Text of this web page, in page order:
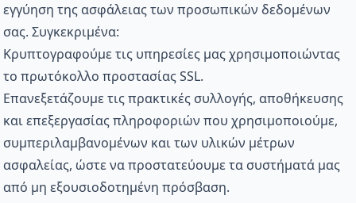
εγγύηση της ασφάλειας των προσωπικών δεδομένων
σας. Συγκεκριμένα:
Κρυπτογραφούμε τις υπηρεσίες μας χρησιμοποιώντας
το πρωτόκολλο προστασίας SSL.
Επανεξετάζουμε τις πρακτικές συλλογής, αποθήκευσης
και επεξεργασίας πληροφοριών που χρησιμοποιούμε,
συμπεριλαμβανομένων και των υλικών μέτρων
ασφαλείας, ώστε να προστατεύουμε τα συστήματά μας
από μη εξουσιοδοτημένη πρόσβαση.